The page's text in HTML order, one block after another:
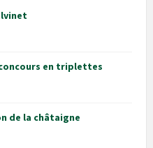
en triplettes
de la châtaigne